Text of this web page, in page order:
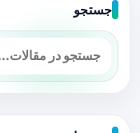
جستجو